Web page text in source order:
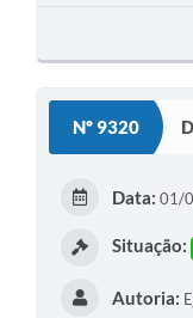
Nº 9320
Data: 01/
Situação:
Autoria: